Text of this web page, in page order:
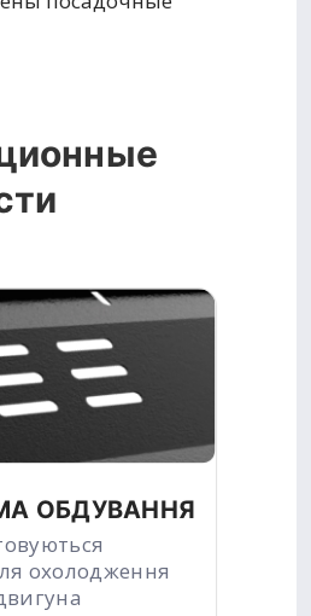
ОБДУВАННЯ
охолодження